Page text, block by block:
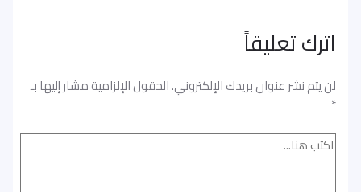
اترك تعليقاً
لن يتم نشر عنوان بريدك الإلكتروني.الحقول الإلزامية مشار إليها بـ
*